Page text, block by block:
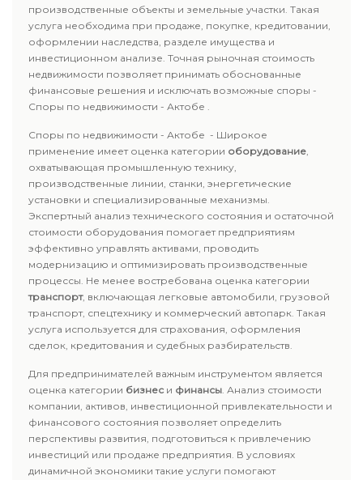
производственные объекты и земельные участки. Такая
услуга необходима при продаже, покупке, кредитовании,
оформлении наследства, разделе имущества и
инвестиционном анализе. Точная рыночная стоимость
недвижимости позволяет принимать обоснованные
финансовые решения и исключать возможные споры -
Споры по недвижимости - Актобе .
Споры по недвижимости - Актобе - Широкое
применение имеет оценка категории оборудование,
охватывающая промышленную технику,
производственные линии, станки, энергетические
установки и специализированные механизмы.
Экспертный анализ технического состояния и остаточной
стоимости оборудования помогает предприятиям
эффективно управлять активами, проводить
модернизацию и оптимизировать производственные
процессы. Не менее востребована оценка категории
транспорт, включающая легковые автомобили, грузовой
транспорт, спецтехнику и коммерческий автопарк. Такая
услуга используется для страхования, оформления
сделок, кредитования и судебных разбирательств.
Для предпринимателей важным инструментом является
оценка категории бизнес и финансы. Анализ стоимости
компании, активов, инвестиционной привлекательности и
финансового состояния позволяет определить
перспективы развития, подготовиться к привлечению
инвестиций или продаже предприятия. В условиях
динамичной экономики такие услуги помогают